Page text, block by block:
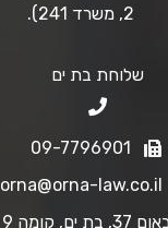
2, משרד 241).
שלוחת בת ים
09-7796901
orna@orna-law.co.il
9 משרד 75